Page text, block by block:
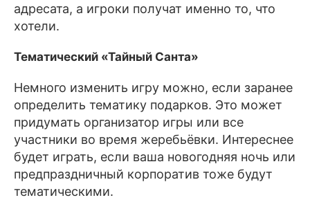
адресата, а игроки получат именно то, что
хотели.
Тематический «Тайный Санта»
Немного изменить игру можно, если заранее
определить тематику подарков. Это может
придумать организатор игры или все
участники во время жеребьёвки. Интереснее
будет играть, если ваша новогодняя ночь или
предпраздничный корпоратив тоже будут
тематическими.